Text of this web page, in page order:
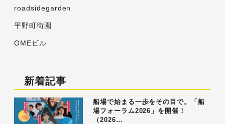
roadsidegarden
平野町街園
OMEビル
新着記事
船場で始まる一歩をその目で。「船
場フォーラム2026」を開催！
（2026…